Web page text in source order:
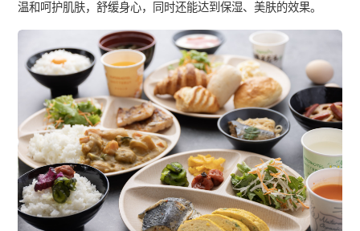
温和呵护肌肤，舒缓身心，同时还能达到保湿、美肤的效果。